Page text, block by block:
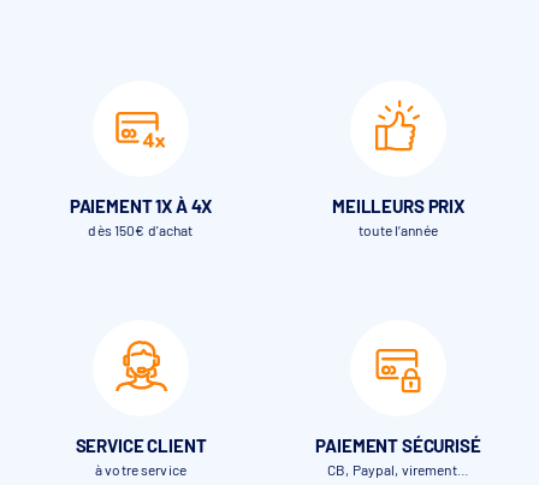
PAIEMENT 1X À 4X
dès 150€ d'achat
MEILLEURS PRIX
toute l’année
SERVICE CLIENT
à votre service
PAIEMENT SÉCURISÉ
CB, Paypal, virement…